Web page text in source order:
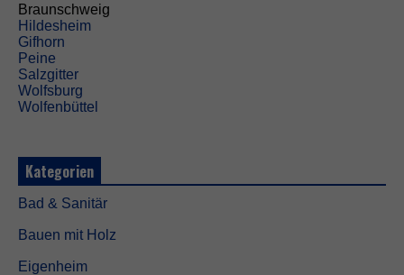
Braunschweig
Hildesheim
Gifhorn
Peine
Salzgitter
Wolfsburg
Wolfenbüttel
Kategorien
Bad & Sanitär
Bauen mit Holz
Eigenheim